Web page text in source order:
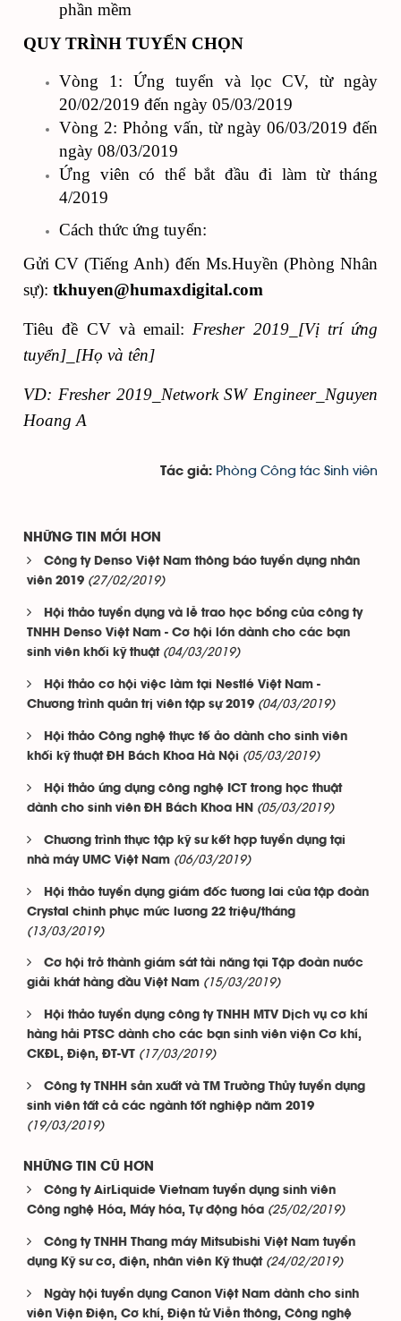
phần mềm
QUY TRÌNH TUYỂN CHỌN
Vòng 1: Ứng tuyển và lọc CV, từ ngày
20/02/2019 đến ngày 05/03/2019
Vòng 2: Phỏng vấn, từ ngày 06/03/2019 đến
ngày 08/03/2019
Ứng viên có thể bắt đầu đi làm từ tháng
4/2019
Cách thức ứng tuyển:
Gửi CV (Tiếng Anh) đến Ms.Huyền (Phòng Nhân
sự): tkhuyen@humaxdigital.com
Tiêu đề CV và email: Fresher 2019_[Vị trí ứng
tuyển]_[Họ và tên]
VD: Fresher 2019_Network SW Engineer_Nguyen
Hoang A
Tác giả: Phòng Công tác Sinh viên
NHỮNG TIN MỚI HƠN
Công ty Denso Việt Nam thông báo tuyển dụng nhân
viên 2019 (27/02/2019)
Hội thảo tuyển dụng và lễ trao học bổng của công ty
TNHH Denso Việt Nam - Cơ hội lớn dành cho các bạn
sinh viên khối kỹ thuật (04/03/2019)
Hội thảo cơ hội việc làm tại Nestlé Việt Nam -
Chương trình quản trị viên tập sự 2019 (04/03/2019)
Hội thảo Công nghệ thực tế ảo dành cho sinh viên
khối kỹ thuật ĐH Bách Khoa Hà Nội (05/03/2019)
Hội thảo ứng dụng công nghệ ICT trong học thuật
dành cho sinh viên ĐH Bách Khoa HN
(05/03/2019)
Chương trình thực tập kỹ sư kết hợp tuyển dụng tại
nhà máy UMC Việt Nam (06/03/2019)
Hội thảo tuyển dụng giám đốc tương lai của tập đoàn
Crystal chinh phục mức lương 22 triệu/tháng
(13/03/2019)
Cơ hội trở thành giám sát tài năng tại Tập đoàn nước
giải khát hàng đầu Việt Nam (15/03/2019)
Hội thảo tuyển dụng công ty TNHH MTV Dịch vụ cơ khí
hàng hải PTSC dành cho các bạn sinh viên viện Cơ khí,
CKĐL, Điện, ĐT-VT (17/03/2019)
Công ty TNHH sản xuất và TM Trường Thủy tuyển dụng
sinh viên tất cả các ngành tốt nghiệp năm 2019
(19/03/2019)
NHỮNG TIN CŨ HƠN
Công ty AirLiquide Vietnam tuyển dụng sinh viên
Công nghệ Hóa, Máy hóa, Tự động hóa (25/02/2019)
Công ty TNHH Thang máy Mitsubishi Việt Nam tuyển
dụng Kỹ sư cơ, điện, nhân viên Kỹ thuật (24/02/2019)
Ngày hội tuyển dụng Canon Việt Nam dành cho sinh
viên Viện Điện, Cơ khí, Điện tử Viễn thông, Công nghệ